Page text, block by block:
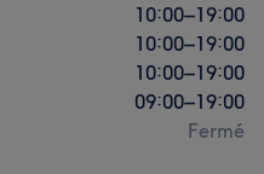
10:00–19:00
10:00–19:00
10:00–19:00
09:00–19:00
Fermé